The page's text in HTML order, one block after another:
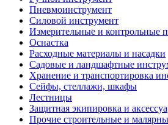
Пневмоинструмент
Силовой инструмент
Измерительные и контрольные
Оснастка
Расходные материалы и насадки
Садовые и ландшафтные
Хранение и транспортировка
Сейфы, стеллажи, шкафы
Лестницы
Защитная экипировка и
Прочие строительные и